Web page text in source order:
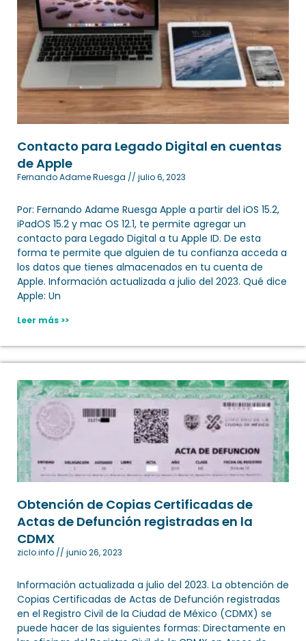
Contacto para Legado Digital en cuentas
de Apple
Fernando Adame Ruesga julio 6, 2023
Por: Fernando Adame Ruesga Apple a partir del iOS 15.2,
iPadOS 15.2 y mac OS 12.1, te permite agregar un
contacto para Legado Digital a tu Apple ID. De esta
forma te permite que alguien de tu confianza acceda a
los datos que tienes almacenados en tu cuenta de
Apple. Información actualizada a julio del 2023. Qué dice
Apple: Un
Leer más >>
Obtención de Copias Certificadas de
Actas de Defunción registradas en la
CDMX
ziclo.info junio 26, 2023
Información actualizada a julio del 2023. La obtención de
Copias Certificadas de Actas de Defunción registradas
en el Registro Civil de la Ciudad de México (CDMX) se
puede hacer de las siguientes formas: Directamente en